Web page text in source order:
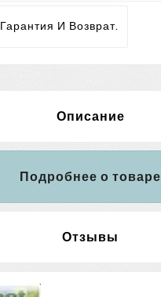
Гарантия И Возврат.
Описание
Подробнее о товаре
Отзывы